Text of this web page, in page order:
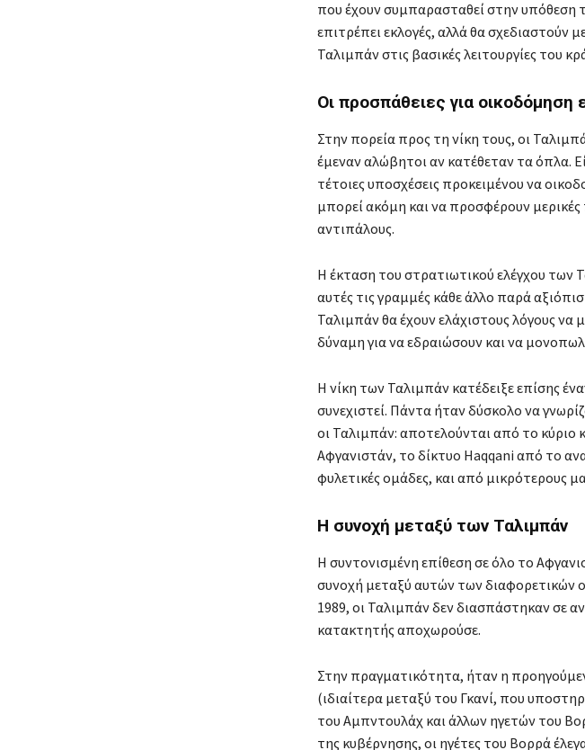
που έχουν συμπαρασταθεί στην υπόθεση
επιτρέπει εκλογές, αλλά θα σχεδιαστούν
Ταλιμπάν στις βασικές λειτουργίες του
Οι προσπάθειες για οικοδόμηση
Στην πορεία προς τη νίκη τους, οι
έμεναν αλώβητοι αν κατέθεταν τα όπλα.
τέτοιες υποσχέσεις προκειμένου να
μπορεί ακόμη και να προσφέρουν
αντιπάλους.
Η έκταση του στρατιωτικού ελέγχου των
αυτές τις γραμμές κάθε άλλο παρά
Ταλιμπάν θα έχουν ελάχιστους λόγους
δύναμη για να εδραιώσουν και να
Η νίκη των Ταλιμπάν κατέδειξε επίσης
συνεχιστεί. Πάντα ήταν δύσκολο να
οι Ταλιμπάν: αποτελούνται από το
Αφγανιστάν, το δίκτυο Haqqani από το
φυλετικές ομάδες, και από μικρότερους
Η συνοχή μεταξύ των Ταλιμπάν
Η συντονισμένη επίθεση σε όλο το
συνοχή μεταξύ αυτών των διαφορετικών
1989, οι Ταλιμπάν δεν διασπάστηκαν σε
κατακτητής αποχωρούσε.
Στην πραγματικότητα, ήταν η
(ιδιαίτερα μεταξύ του Γκανί, που
του Αμπντουλάχ και άλλων ηγετών του
της κυβέρνησης, οι ηγέτες του Βορρά